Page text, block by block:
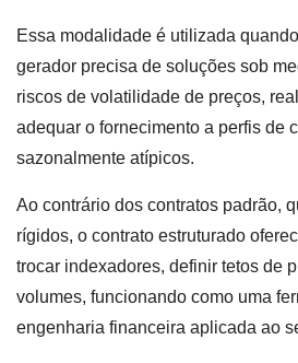
Essa modalidade é utilizada
gerador precisa de soluções sob
riscos de volatilidade de preços,
adequar o fornecimento a perfis de
sazonalmente atípicos.
Ao contrário dos contratos padrão,
rígidos, o contrato estruturado
trocar indexadores, definir tetos de
volumes, funcionando como uma
engenharia financeira aplicada ao